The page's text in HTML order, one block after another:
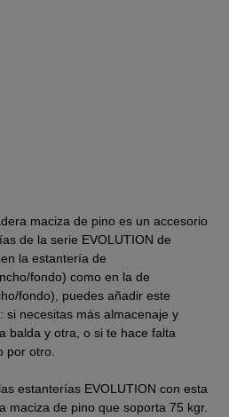
maciza de pino es un accesorio
de la serie EVOLUTION de
la estantería de
fondo) como en la de
fondo), puedes añadir este
si necesitas más almacenaje y
balda y otra, o si te hace falta
por otro.
estanterías EVOLUTION con esta
maciza de pino que soporta 75 kgr.